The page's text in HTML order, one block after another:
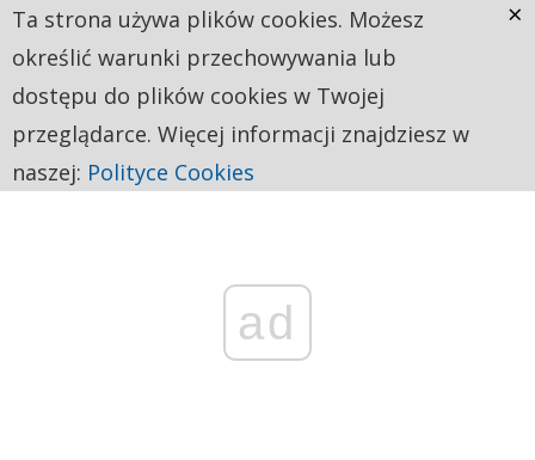
ad
Ta strona używa plików cookies. Możesz
określić warunki przechowywania lub
dostępu do plików cookies w Twojej
przeglądarce. Więcej informacji znajdziesz w
naszej: Polityce Cookies
×